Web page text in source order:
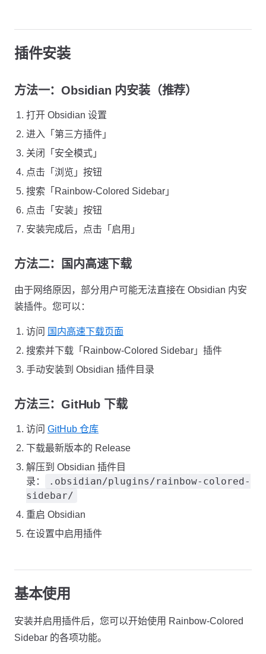
插件安装
方法一：Obsidian 内安装（推荐）
打开 Obsidian 设置
进入「第三方插件」
关闭「安全模式」
点击「浏览」按钮
搜索「Rainbow-Colored Sidebar」
点击「安装」按钮
安装完成后，点击「启用」
方法二：国内高速下载
由于网络原因，部分用户可能无法直接在 Obsidian 内安
装插件。您可以：
访问 国内高速下载页面
搜索并下载「Rainbow-Colored Sidebar」插件
手动安装到 Obsidian 插件目录
方法三：GitHub 下载
访问 GitHub 仓库
下载最新版本的 Release
解压到 Obsidian 插件目
录：
.obsidian/plugins/rainbow-colored-
sidebar/
重启 Obsidian
在设置中启用插件
基本使用
安装并启用插件后，您可以开始使用 Rainbow-Colored
Sidebar 的各项功能。